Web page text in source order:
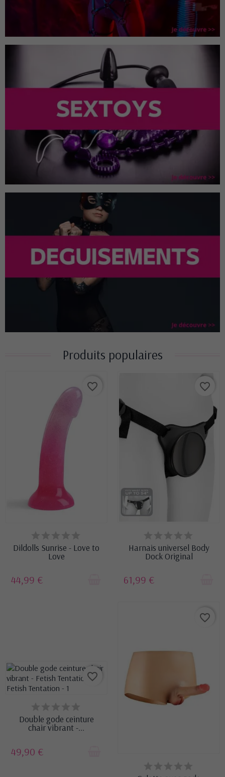
Produits populaires
favorite_border
Dildolls Sunrise - Love to
Love
44,99 €
favorite_border
Harnais universel Body
Dock Original
61,99 €
favorite_border
Double gode ceinture
chair vibrant -...
49,90 €
favorite_border